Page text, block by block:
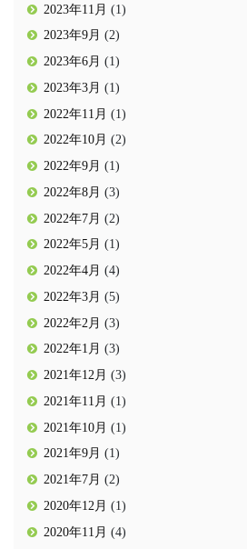
2023年11月 (1)
2023年9月 (2)
2023年6月 (1)
2023年3月 (1)
2022年11月 (1)
2022年10月 (2)
2022年9月 (1)
2022年8月 (3)
2022年7月 (2)
2022年5月 (1)
2022年4月 (4)
2022年3月 (5)
2022年2月 (3)
2022年1月 (3)
2021年12月 (3)
2021年11月 (1)
2021年10月 (1)
2021年9月 (1)
2021年7月 (2)
2020年12月 (1)
2020年11月 (4)